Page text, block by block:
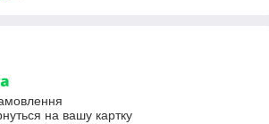
на вашу картку